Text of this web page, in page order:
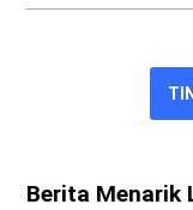
Berita Menarik